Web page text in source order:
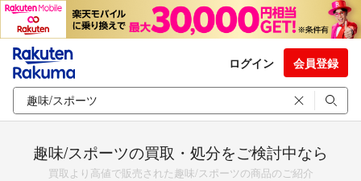
ログイン 会員登録
趣味/スポーツの買取・処分をご検討中なら
買取より高値で販売された趣味/スポーツの商品のご紹介